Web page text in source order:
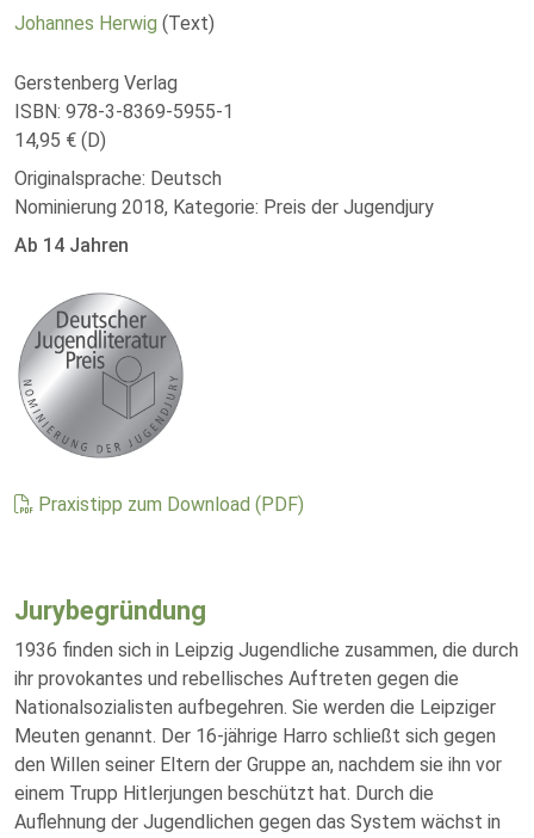
Johannes Herwig (Text)
Gerstenberg Verlag
ISBN: 978-3-8369-5955-1
14,95 € (D)
Originalsprache: Deutsch
Nominierung 2018, Kategorie: Preis der Jugendjury
Ab 14 Jahren
Praxistipp zum Download (PDF)
Jurybegründung
1936 finden sich in Leipzig Jugendliche zusammen, die durch
ihr provokantes und rebellisches Auftreten gegen die
Nationalsozialisten aufbegehren. Sie werden die Leipziger
Meuten genannt. Der 16-jährige Harro schließt sich gegen
den Willen seiner Eltern der Gruppe an, nachdem sie ihn vor
einem Trupp Hitlerjungen beschützt hat. Durch die
Auflehnung der Jugendlichen gegen das System wächst in